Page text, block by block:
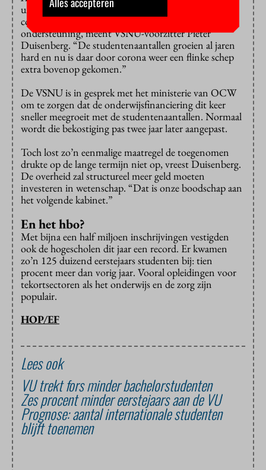
universiteiten. Maar wie gaat dat betalen? De
coronacrisis vraagt veel van het onderwijs en de
ondersteuning, meent VSNU-voorzitter Pieter
Duisenberg. “De studentenaantallen groeien al jaren
hard en nu is daar door corona weer een flinke schep
extra bovenop gekomen.”
De VSNU is in gesprek met het ministerie van OCW
om te zorgen dat de onderwijsfinanciering dit keer
sneller meegroeit met de studentenaantallen. Normaal
wordt die bekostiging pas twee jaar later aangepast.
Toch lost zo’n eenmalige maatregel de toegenomen
drukte op de lange termijn niet op, vreest Duisenberg.
De overheid zal structureel meer geld moeten
investeren in wetenschap. “Dat is onze boodschap aan
het volgende kabinet.”
En het hbo?
Met bijna een half miljoen inschrijvingen vestigden
ook de hogescholen dit jaar een record. Er kwamen
zo’n 125 duizend eerstejaars studenten bij: tien
procent meer dan vorig jaar. Vooral opleidingen voor
tekortsectoren als het onderwijs en de zorg zijn
populair.
HOP/EF
Lees ook
VU trekt fors minder bachelorstudenten
Zes procent minder eerstejaars aan de VU
Prognose: aantal internationale studenten
blijft toenemen